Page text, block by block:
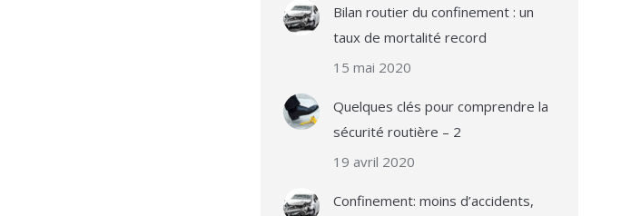
Bilan routier du confinement : un
taux de mortalité record
15 mai 2020
Quelques clés pour comprendre la
sécurité routière – 2
19 avril 2020
Confinement: moins d’accidents,